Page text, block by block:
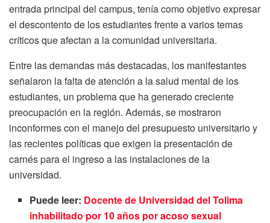
entrada principal del campus, tenía como objetivo expresar
el descontento de los estudiantes frente a varios temas
críticos que afectan a la comunidad universitaria.
Entre las demandas más destacadas, los manifestantes
señalaron la falta de atención a la salud mental de los
estudiantes, un problema que ha generado creciente
preocupación en la región. Además, se mostraron
inconformes con el manejo del presupuesto universitario y
las recientes políticas que exigen la presentación de
carnés para el ingreso a las instalaciones de la
universidad.
Puede leer: Docente de Universidad del Tolima
inhabilitado por 10 años por acoso sexual